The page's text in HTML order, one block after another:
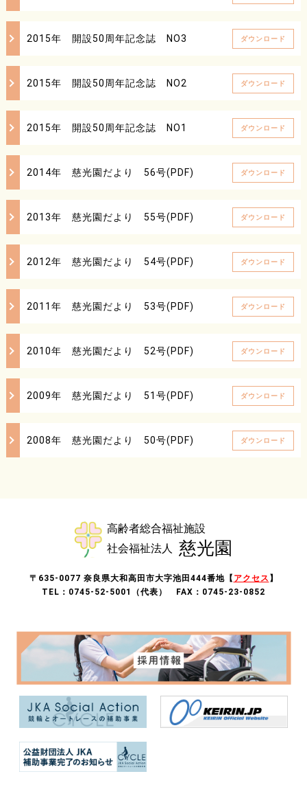
2015年 開設50周年記念誌 NO3 ダウンロード
2015年 開設50周年記念誌 NO2 ダウンロード
2015年 開設50周年記念誌 NO1 ダウンロード
2014年 慈光園だより 56号(PDF) ダウンロード
2013年 慈光園だより 55号(PDF) ダウンロード
2012年 慈光園だより 54号(PDF) ダウンロード
2011年 慈光園だより 53号(PDF) ダウンロード
2010年 慈光園だより 52号(PDF) ダウンロード
2009年 慈光園だより 51号(PDF) ダウンロード
2008年 慈光園だより 50号(PDF) ダウンロード
〒635-0077 奈良県大和高田市大字池田444番地【 アクセス 】
TEL：0745-52-5001（代表） FAX：0745-23-0852